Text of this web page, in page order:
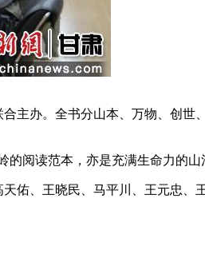
办。全书分山本、万物、创世
阅读范本，亦是充满生命力的山
、王晓民、马平川、王元忠、